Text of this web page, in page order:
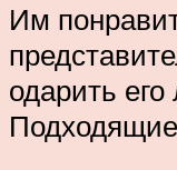
Им
одарить